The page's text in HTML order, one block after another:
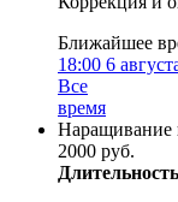
Ближайшее
18:00 6
Все
время
Наращивание
2000 руб.